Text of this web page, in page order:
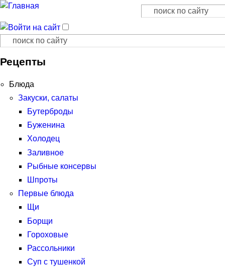
Форма поиска
Поиск
Форма поиска
Поиск
Рецепты
Блюда
Закуски, салаты
Бутерброды
Буженина
Холодец
Заливное
Рыбные консервы
Шпроты
Первые блюда
Щи
Борщи
Гороховые
Рассольники
Суп с тушенкой